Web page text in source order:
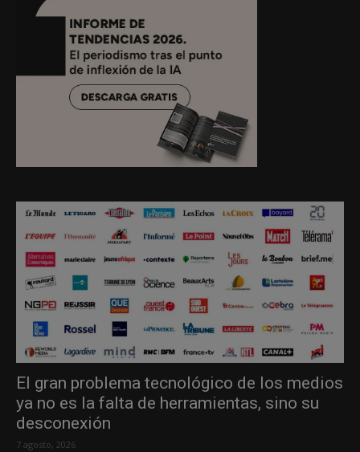
El gran problema tecnológico de los medios
ya no es la falta de herramientas, sino su
desconexión
7 agosto, 2026